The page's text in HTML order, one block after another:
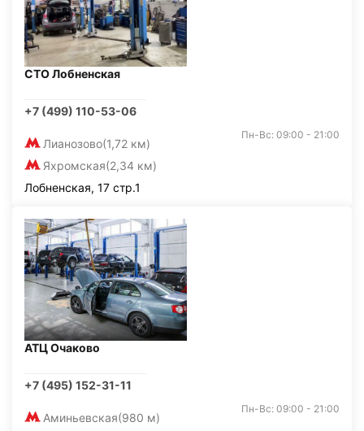
СТО Лобненская
+7 (499) 110-53-06
Лианозово(1,72 км)
Яхромская(2,34 км)
Пн-Вс: 09:00 - 21:00
Лобненская, 17 стр.1
АТЦ Очаково
+7 (495) 152-31-11
Аминьевская(980 м)
Пн-Вс: 09:00 - 21:00